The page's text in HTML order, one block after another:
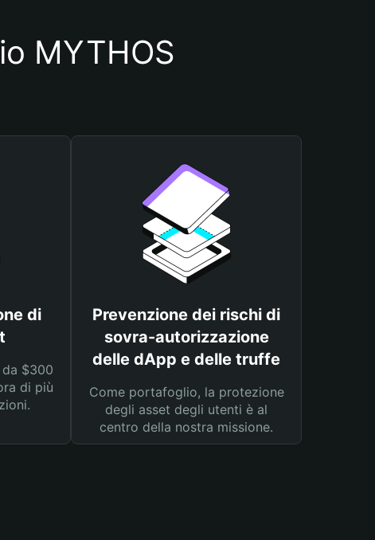
MYTHOS
di
$300
di più
Prevenzione dei rischi di
sovra-autorizzazione
delle dApp e delle truffe
Come portafoglio, la protezione
degli asset degli utenti è al
centro della nostra missione.